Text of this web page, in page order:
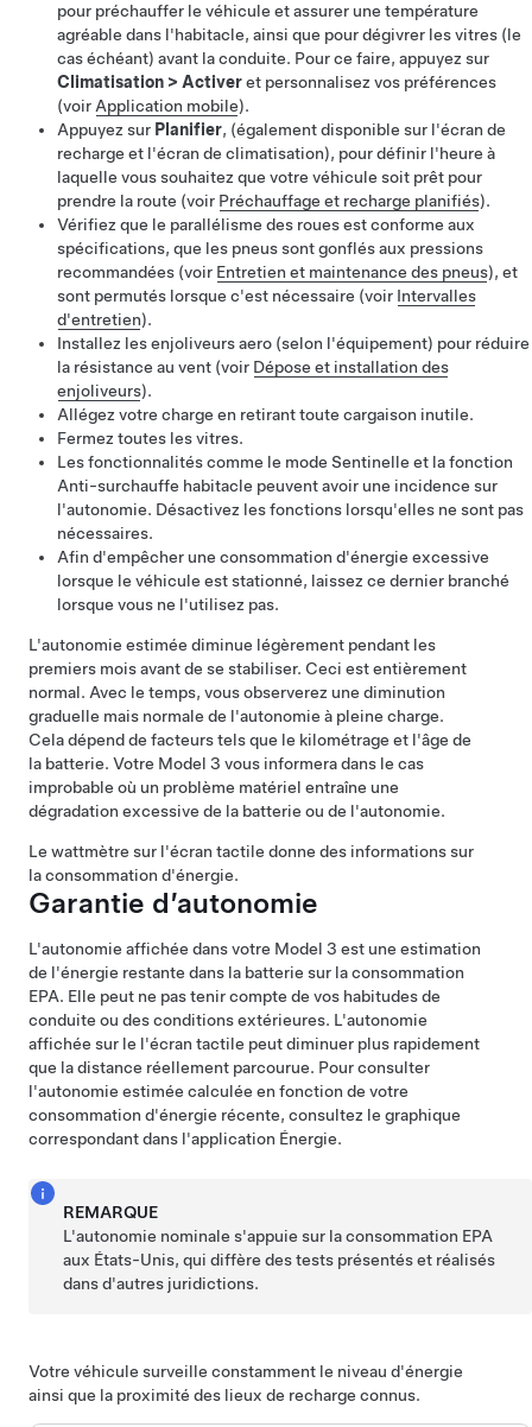
pour préchauffer le véhicule et assurer une température
agréable dans l'habitacle, ainsi que pour dégivrer les vitres (le
cas échéant) avant la conduite. Pour ce faire, appuyez sur
Climatisation > Activeret personnalisez vos préférences
(voir Application mobile).
Appuyez sur Planifier, (également disponible sur l'écran de
recharge et l'écran de climatisation), pour définir l'heure à
laquelle vous souhaitez que votre véhicule soit prêt pour
prendre la route (voir Préchauffage et recharge planifiés).
Vérifiez que le parallélisme des roues est conforme aux
spécifications, que les pneus sont gonflés aux pressions
recommandées (voir Entretien et maintenance des pneus), et
sont permutés lorsque c'est nécessaire (voir Intervalles
d'entretien).
Installez les enjoliveurs aero (selon l'équipement) pour réduire
la résistance au vent (voir Dépose et installation des
enjoliveurs).
Allégez votre charge en retirant toute cargaison inutile.
Fermez toutes les vitres.
Les fonctionnalités comme le mode Sentinelle et la fonction
Anti-surchauffe habitacle peuvent avoir une incidence sur
l'autonomie. Désactivez les fonctions lorsqu'elles ne sont pas
nécessaires.
Afin d'empêcher une consommation d'énergie excessive
lorsque le véhicule est stationné, laissez ce dernier branché
lorsque vous ne l'utilisez pas.
L'autonomie estimée diminue légèrement pendant les
premiers mois avant de se stabiliser. Ceci est entièrement
normal. Avec le temps, vous observerez une diminution
graduelle mais normale de l'autonomie à pleine charge.
Cela dépend de facteurs tels que le kilométrage et l'âge de
la batterie. Votre Model 3 vous informera dans le cas
improbable où un problème matériel entraîne une
dégradation excessive de la batterie ou de l'autonomie.
Le wattmètre sur l'écran tactile donne des informations sur
la consommation d'énergie.
Garantie d’autonomie
L'autonomie affichée dans votre Model 3 est une estimation
de l'énergie restante dans la batterie sur la consommation
EPA. Elle peut ne pas tenir compte de vos habitudes de
conduite ou des conditions extérieures. L'autonomie
affichée sur le l'écran tactile peut diminuer plus rapidement
que la distance réellement parcourue. Pour consulter
l'autonomie estimée calculée en fonction de votre
consommation d'énergie récente, consultez le graphique
correspondant dans l'application Énergie.
REMARQUE
L'autonomie nominale s'appuie sur la consommation EPA
aux États-Unis, qui diffère des tests présentés et réalisés
dans d'autres juridictions.
Votre véhicule surveille constamment le niveau d'énergie
ainsi que la proximité des lieux de recharge connus.